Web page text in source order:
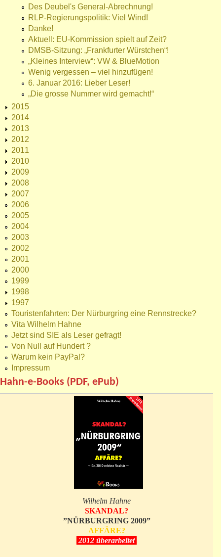
Des Deubel's General-Abrechnung!
RLP-Regierungspolitik: Viel Wind!
Danke!
Aktuell: EU-Kommission spielt auf Zeit?
DMSB-Sitzung: „Frankfurter Würstchen“!
„Kleines Interview“: VW & BlueMotion
Wenig vergessen – viel hinzufügen!
6. Januar 2016: Lieber Leser!
„Die grosse Nummer wird gemacht!“
2015
2014
2013
2012
2011
2010
2009
2008
2007
2006
2005
2004
2003
2002
2001
2000
1999
1998
1997
Touristenfahrten: Der Nürburgring eine Rennstrecke?
Vita Wilhelm Hahne
Jetzt sind SIE als Leser gefragt!
Von Null auf Hundert ?
Warum kein PayPal?
Impressum
Hahn-e-Books (PDF, ePub)
Wilhelm Hahne
SKANDAL?
”NÜRBURGRING 2009”
AFFÄRE?
2012 überarbeitet